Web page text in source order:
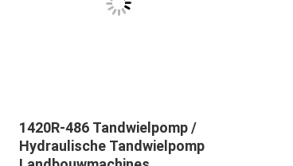
1420R-486 Tandwielpomp /
Hydraulische Tandwielpomp